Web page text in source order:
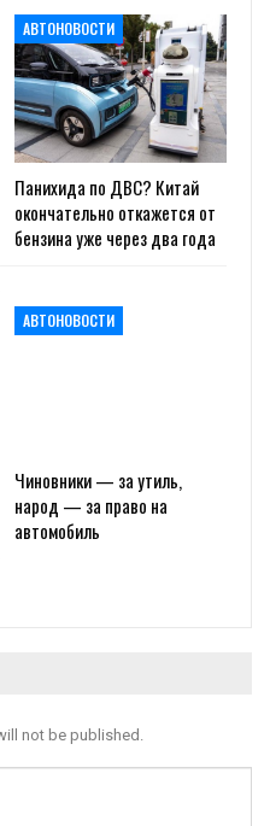
АВТОНОВОСТИ
Панихида по ДВС? Китай
окончательно откажется от
бензина уже через два года
АВТОНОВОСТИ
Чиновники — за утиль,
народ — за право на
автомобиль
not be published.